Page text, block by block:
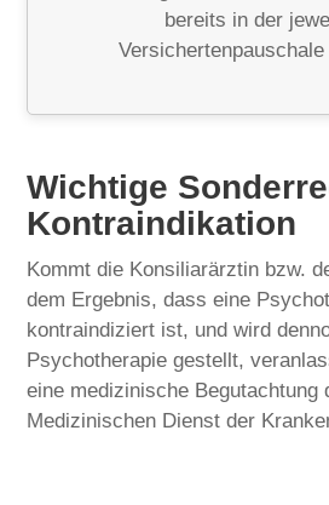
bereits in der
Wichtige
Kontraindikation
Kommt die Konsiliarärztin bzw.
dem Ergebnis, dass eine
kontraindiziert ist, und wird
Psychotherapie gestellt,
eine medizinische Begutachtung
Medizinischen Dienst der